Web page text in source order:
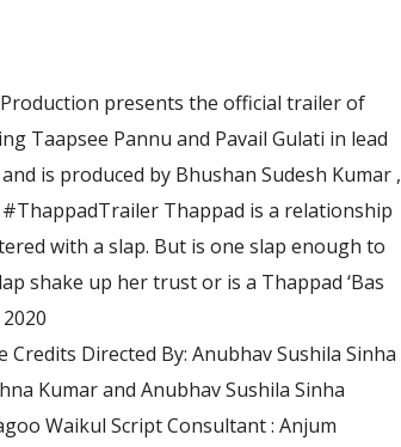
presents the official trailer of
Taapsee Pannu and Pavail Gulati in lead
is produced by Bhushan Sudesh Kumar ,
Thappad is a relationship
with a slap. But is one slap enough to
shake up her trust or is a Thappad ‘Bas
By: Anubhav Sushila Sinha
Kumar and Anubhav Sushila Sinha
Waikul Script Consultant : Anjum